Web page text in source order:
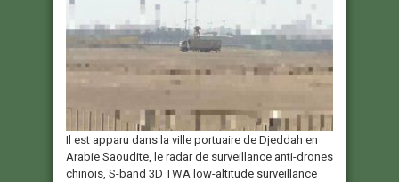
Il est apparu dans la ville portuaire de Djeddah en
Arabie Saoudite, le radar de surveillance anti-drones
chinois, S-band 3D TWA low-altitude surveillance